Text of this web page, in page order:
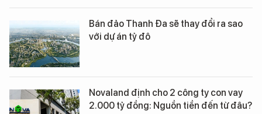
Bán đảo Thanh Đa sẽ thay đổi ra sao
với dự án tỷ đô
Novaland định cho 2 công ty con vay
2.000 tỷ đồng: Nguồn tiền đến từ đâu?